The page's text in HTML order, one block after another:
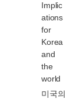
Implic
ations
for
Korea
and
the
world
미국의